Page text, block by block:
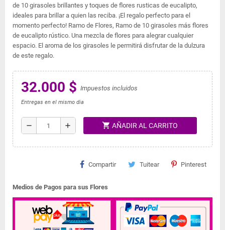
de 10 girasoles brillantes y toques de flores rusticas de eucalipto,
ideales para brillar a quien las reciba. ¡El regalo perfecto para el
momento perfecto! Ramo de Flores, Ramo de 10 girasoles más flores
de eucalipto rústico. Una mezcla de flores para alegrar cualquier
espacio. El aroma de los girasoles le permitirá disfrutar de la dulzura
de este regalo.
32.000 $ Impuestos incluidos
Entregas en el mismo dia
remove add shopping_cart AÑADIR AL CARRITO
Compartir Tuitear Pinterest
Medios de Pagos para sus Flores